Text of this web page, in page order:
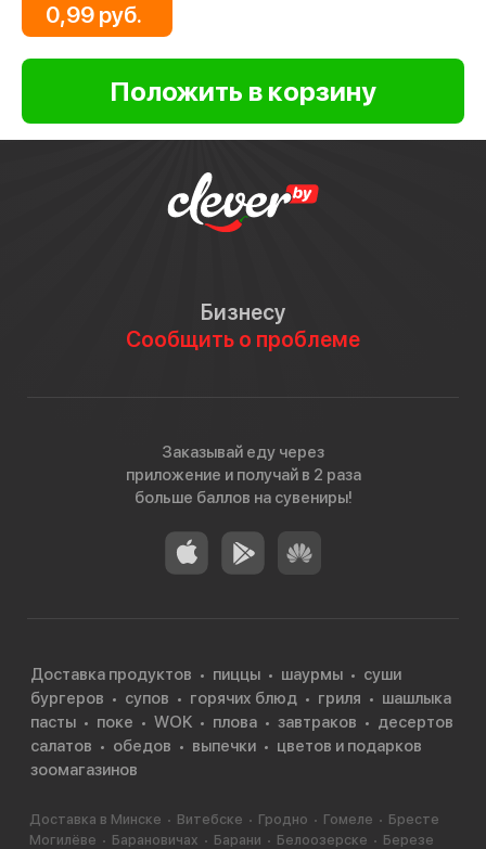
0,99 руб.
Бизнесу
Сообщить о проблеме
Заказывай еду через
приложение и получай в 2 раза
больше баллов на сувениры!
Доставка продуктов пиццы шаурмы
суши
бургеров
супов горячих блюд гриля
шашлыка
пасты
поке WOK плова завтраков
десертов
салатов
обедов выпечки
цветов и подарков
зоомагазинов
Доставка в Минске Витебске Гродно Гомеле
Бресте
Могилёве
Барановичах Барани Белоозерске
Березе